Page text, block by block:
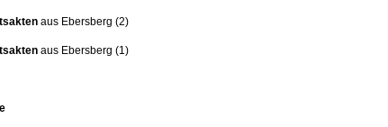
aus Ebersberg (2)
aus Ebersberg (1)